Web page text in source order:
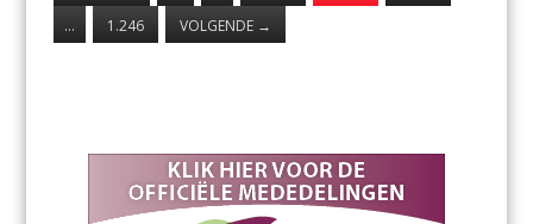
…
1.246 VOLGENDE →